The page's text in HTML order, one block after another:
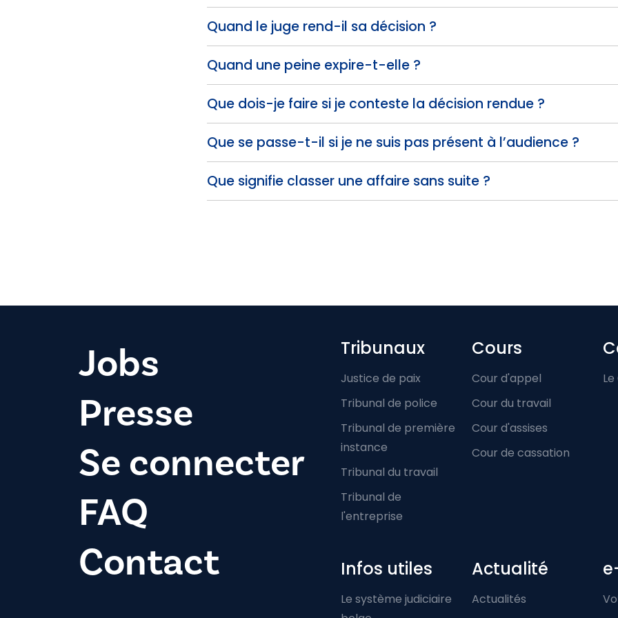
Quand le juge rend-il sa décision ?
Quand une peine expire-t-elle ?
Que dois-je faire si je conteste la décision rendue ?
Que se passe-t-il si je ne suis pas présent à l’audience ?
Que signifie classer une affaire sans suite ?
Jobs
Presse
Se connecter
FAQ
Contact
Footer-menu
Tribunaux
Justice de paix
Tribunal de police
Tribunal de première
instance
Tribunal du travail
Tribunal de
l'entreprise
Cours
Cour d'appel
Cour du travail
Cour d'assises
Cour de cassation
Infos utiles
Le système judiciaire
Actualité
Actualités